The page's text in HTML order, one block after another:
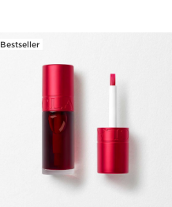
Bestseller